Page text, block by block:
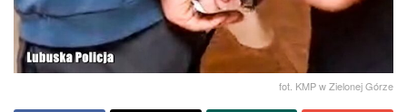
fot. KMP w Zielonej Górze